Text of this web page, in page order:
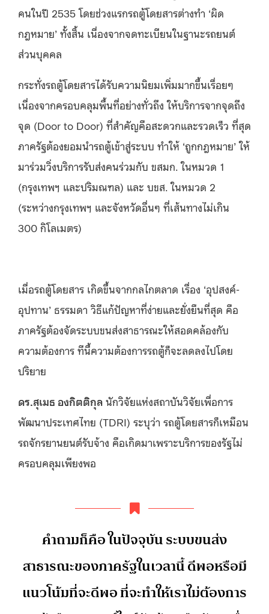
คนในปี 2535 โดยช่วงแรกรถตู้โดยสารต่างทำ ‘ผิด
กฎหมาย’ ทั้งสิ้น เนื่องจากจดทะเบียนในฐานะรถยนต์
ส่วนบุคคล
กระทั่งรถตู้โดยสารได้รับความนิยมเพิ่มมากขึ้นเรื่อยๆ
เนื่องจากครอบคลุมพื้นที่อย่างทั่วถึง ให้บริการจากจุดถึง
จุด (Door to Door) ที่สำคัญคือสะดวกและรวดเร็ว ที่สุด
ภาครัฐต้องยอมนำรถตู้เข้าสู่ระบบ ทำให้ ‘ถูกกฎหมาย’ ให้
มาร่วมวิ่งบริการรับส่งคนร่วมกับ ขสมก. ในหมวด 1
(กรุงเทพฯ และปริมณฑล) และ บขส. ในหมวด 2
(ระหว่างกรุงเทพฯ และจังหวัดอื่นๆ ที่เส้นทางไม่เกิน
300 กิโลเมตร)
เมื่อรถตู้โดยสาร เกิดขึ้นจากกลไกตลาด เรื่อง ‘อุปสงค์-
อุปทาน’ ธรรมดา วิธีแก้ปัญหาที่ง่ายและยั่งยืนที่สุด คือ
ภาครัฐต้องจัดระบบขนส่งสาธารณะให้สอดคล้องกับ
ความต้องการ ทีนี้ความต้องการรถตู้ก็จะลดลงไปโดย
ปริยาย
ดร.สุเมธ องกิตติกุล นักวิจัยแห่งสถาบันวิจัยเพื่อการ
พัฒนาประเทศไทย (TDRI) ระบุว่า รถตู้โดยสารก็เหมือน
รถจักรยานยนต์รับจ้าง คือเกิดมาเพราะบริการของรัฐไม่
ครอบคลุมเพียงพอ
คำถามก็คือ ในปัจจุบัน ระบบขนส่ง
สาธารณะของภาครัฐในเวลานี้ ดีพอหรือมี
แนวโน้มที่จะดีพอ ที่จะทำให้เราไม่ต้องการ